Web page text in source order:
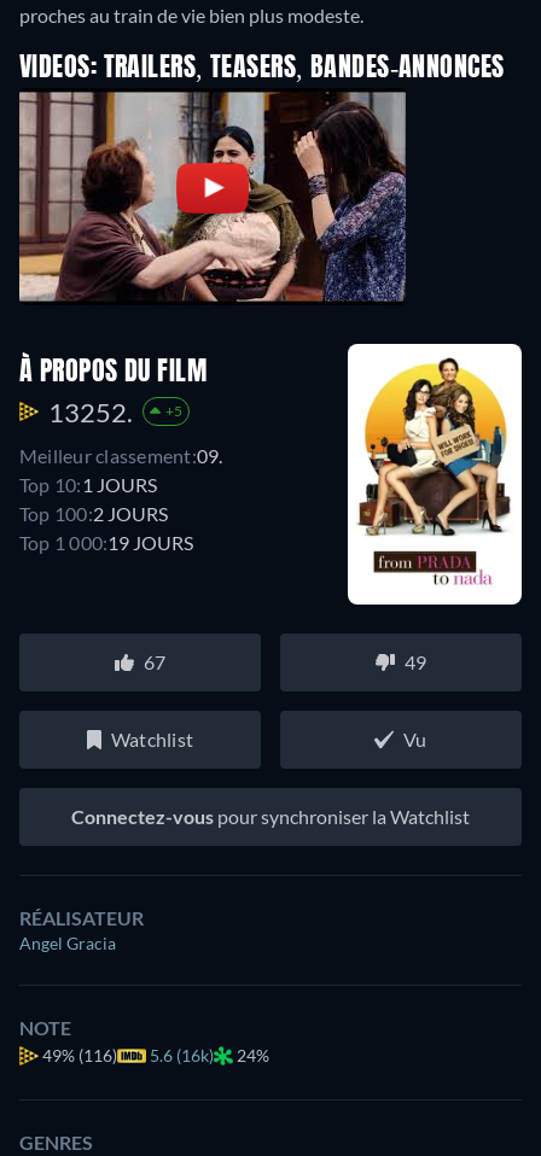
proches au train de vie bien plus modeste.
VIDEOS: TRAILERS, TEASERS, BANDES-ANNONCES
À PROPOS DU FILM
13252. +5
Meilleur classement:09.
Top 10: 1 JOURS
Top 100:2 JOURS
Top 1 000:19 JOURS
67 49
Watchlist Vu
Connectez-vous pour synchroniser la Watchlist
RÉALISATEUR
Angel Gracia
NOTE
49% (116) 5.6 (16k) 24%
GENRES